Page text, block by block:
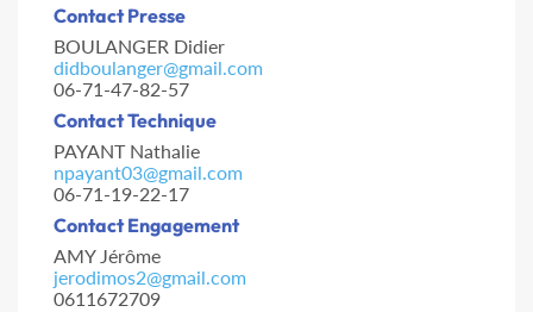
Contact Presse
BOULANGER Didier
didboulanger@gmail.com
06-71-47-82-57
Contact Technique
PAYANT Nathalie
npayant03@gmail.com
06-71-19-22-17
Contact Engagement
AMY Jérôme
jerodimos2@gmail.com
0611672709